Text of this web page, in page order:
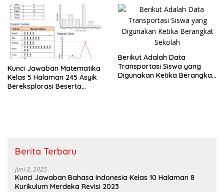
Kunci Jawaban Matematika
Kelas 5 Halaman 245 Asyik
Bereksplorasi Beserta
Berikut Adalah Data
Transportasi Siswa yang
Digunakan Ketika Berangkat
Berita Terbaru
Juni 3, 2025
Kunci Jawaban Bahasa Indonesia Kelas 10 Halaman 8
Kurikulum Merdeka Revisi 2023